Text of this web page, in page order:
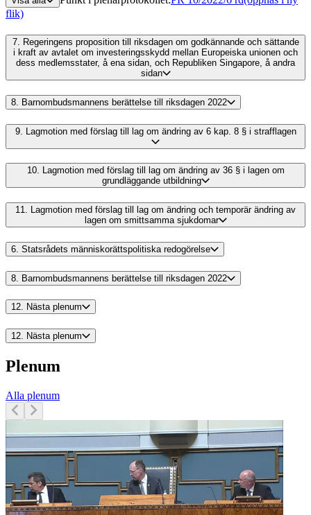
flik)
7. Regeringens proposition till riksdagen om godkännande och sättande
i kraft av avtalet om investeringsskydd mellan Europeiska unionen och
dess medlemsstater, å ena sidan, och Republiken Singapore, å andra
sidan
8. Barnombudsmannens berättelse till riksdagen 2022
9. Lagmotion med förslag till lag om ändring av 6 kap. 8 § i strafflagen
10. Lagmotion med förslag till lag om ändring av 36 § i lagen om
grundläggande utbildning
11. Lagmotion med förslag till lag om ändring och temporär ändring av
lagen om smittsamma sjukdomar
6. Statsrådets människorättspolitiska redogörelse
8. Barnombudsmannens berättelse till riksdagen 2022
12. Nästa plenum
12. Nästa plenum
Plenum
Alla plenum